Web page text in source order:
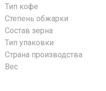
Тип кофе
Степень обжарки
Состав зерна
Тип упаковки
Страна производства
Вес